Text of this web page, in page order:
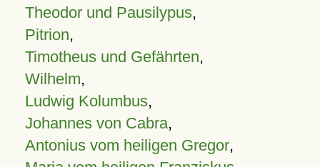
Theodor und Pausilypus,
Pitrion,
Timotheus und Gefährten,
Wilhelm,
Ludwig Kolumbus,
Johannes von Cabra,
Antonius vom heiligen Gregor,